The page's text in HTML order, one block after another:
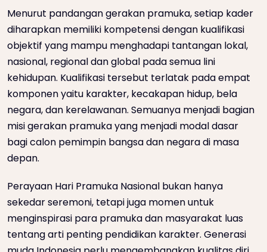
Menurut pandangan gerakan pramuka, setiap kader
diharapkan memiliki kompetensi dengan kualifikasi
objektif yang mampu menghadapi tantangan lokal,
nasional, regional dan global pada semua lini
kehidupan. Kualifikasi tersebut terlatak pada empat
komponen yaitu karakter, kecakapan hidup, bela
negara, dan kerelawanan. Semuanya menjadi bagian
misi gerakan pramuka yang menjadi modal dasar
bagi calon pemimpin bangsa dan negara di masa
depan.
Perayaan Hari Pramuka Nasional bukan hanya
sekedar seremoni, tetapi juga momen untuk
menginspirasi para pramuka dan masyarakat luas
tentang arti penting pendidikan karakter. Generasi